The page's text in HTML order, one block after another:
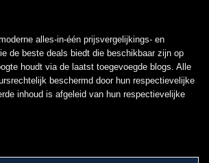
alles-in-één prijsvergelijkings- en
de beste deals biedt die beschikbaar zijn op
houdt via de laatst toegevoegde blogs. Alle
beschermd door hun respectievelijke
inhoud is afgeleid van hun respectievelijke